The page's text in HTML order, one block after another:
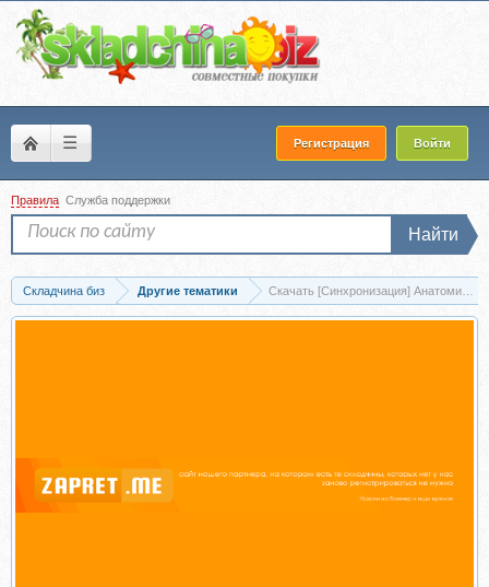
☰ Регистрация Войти
Правила Служба поддержки
Найти
Складчина биз Другие тематики Скачать [Синхронизация] Анатомия